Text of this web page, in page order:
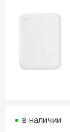
в наличии